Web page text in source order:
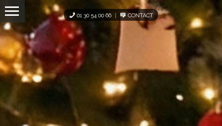
Panneau de gestion des cookies
01 30 54 00 66 CONTACT